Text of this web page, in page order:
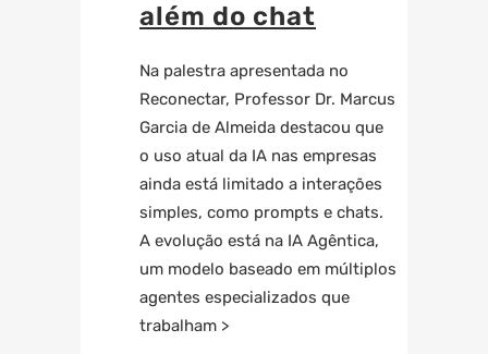
além do chat
Na palestra apresentada no
Reconectar, Professor Dr. Marcus
Garcia de Almeida destacou que
o uso atual da IA nas empresas
ainda está limitado a interações
simples, como prompts e chats.
A evolução está na IA Agêntica,
um modelo baseado em múltiplos
agentes especializados que
trabalham >